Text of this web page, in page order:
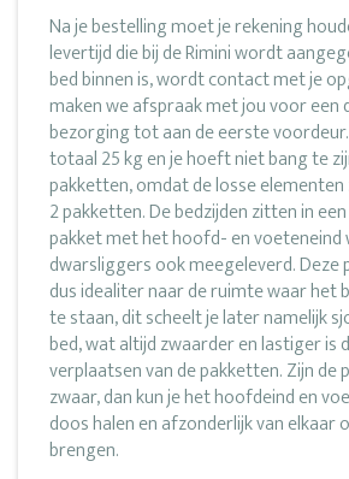
Na je bestelling moet je rekening
levertijd die bij de Rimini wordt
bed binnen is, wordt contact met je
maken we afspraak met jou voor een
bezorging tot aan de eerste
totaal 25 kg en je hoeft niet bang te
pakketten, omdat de losse
2 pakketten. De bedzijden zitten in
pakket met het hoofd- en voeteneind
dwarsliggers ook meegeleverd.
dus idealiter naar de ruimte waar het
te staan, dit scheelt je later namelijk
bed, wat altijd zwaarder en lastiger is
verplaatsen van de pakketten. Zijn
zwaar, dan kun je het hoofdeind en
doos halen en afzonderlijk van elkaar
brengen.